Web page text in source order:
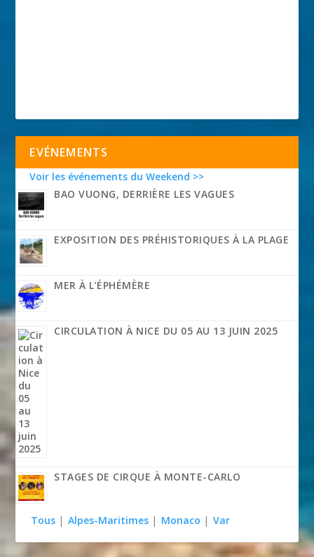
EVÉNEMENTS
Voir les événements du Weekend >>
BAO VUONG, DERRIÈRE LES VAGUES
EXPOSITION DES PRÉHISTORIQUES À LA PLAGE
MER À L’ÉPHÉMÈRE
CIRCULATION À NICE DU 05 AU 13 JUIN 2025
STAGES DE CIRQUE À MONTE-CARLO
Tous | Alpes-Maritimes | Monaco | Var